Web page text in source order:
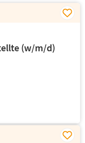
(w/m/d)